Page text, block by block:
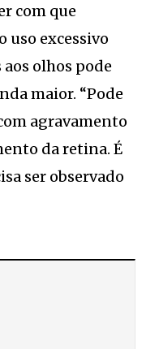
com que
uso excessivo
olhos pode
maior. “Pode
agravamento
da retina. É
ser observado